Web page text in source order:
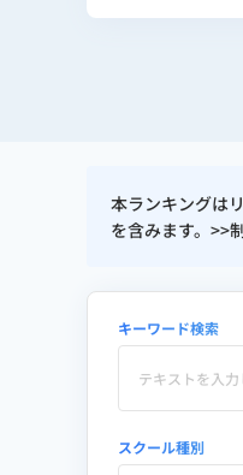
本ランキングは
を含みます。>>
キーワード検索
スクール種別